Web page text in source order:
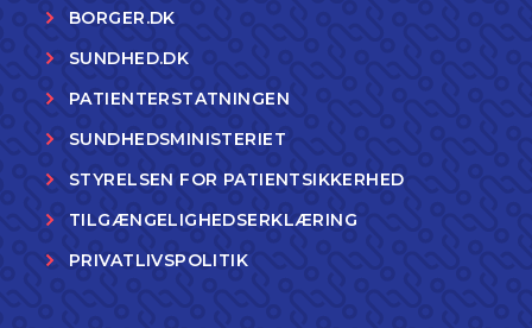
BORGER.DK
SUNDHED.DK
PATIENTERSTATNINGEN
SUNDHEDSMINISTERIET
STYRELSEN FOR PATIENTSIKKERHED
TILGÆNGELIGHEDSERKLÆRING
PRIVATLIVSPOLITIK